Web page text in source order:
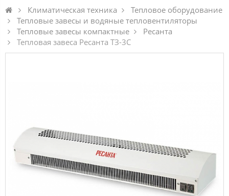
Климатическая техника
Тепловое оборудование
Тепловые завесы и водяные тепловентиляторы
Тепловые завесы компактные
Ресанта
Тепловая завеса Ресанта ТЗ-3С